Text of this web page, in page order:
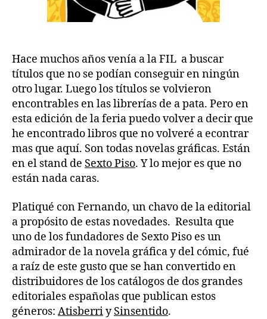
Hace muchos años venía a la FIL a buscar
títulos que no se podían conseguir en ningún
otro lugar. Luego los títulos se volvieron
encontrables en las librerías de a pata. Pero en
esta edición de la feria puedo volver a decir que
he encontrado libros que no volveré a econtrar
mas que aquí. Son todas novelas gráficas. Están
en el stand de Sexto Piso. Y lo mejor es que no
están nada caras.
Platiqué con Fernando, un chavo de la editorial
a propósito de estas novedades. Resulta que
uno de los fundadores de Sexto Piso es un
admirador de la novela gráfica y del cómic, fué
a raíz de este gusto que se han convertido en
distribuidores de los catálogos de dos grandes
editoriales españolas que publican estos
géneros: AtisberriySinsentido.